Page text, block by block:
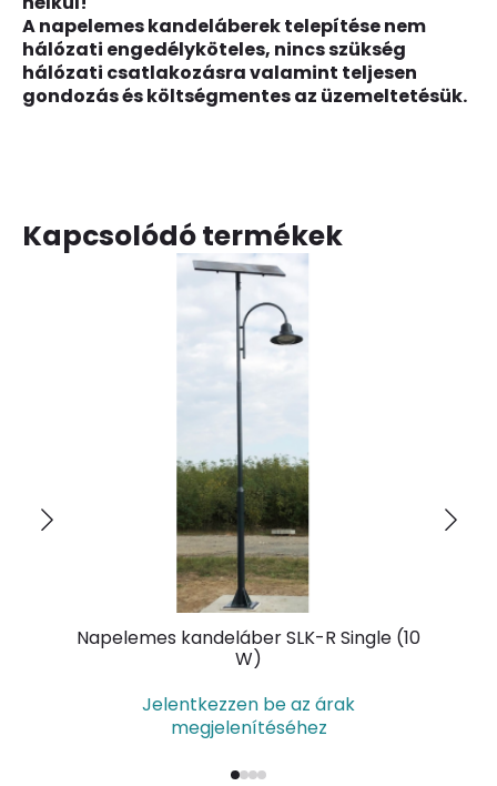
A napelemes kandeláberek telepítése nem
hálózati engedélyköteles, nincs szükség
hálózati csatlakozásra valamint teljesen
gondozás és költségmentes az üzemeltetésük.
Kapcsolódó termékek
Napelemes kandeláber SLK-R Single (10
W)
Jelentkezzen be az árak
megjelenítéséhez